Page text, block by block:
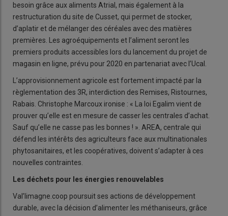
besoin grâce aux aliments Atrial, mais également à la
restructuration du site de Cusset, qui permet de stocker,
d’aplatir et de mélanger des céréales avec des matières
premières. Les agroéquipements et l’aliment seront les
premiers produits accessibles lors du lancement du projet de
magasin en ligne, prévu pour 2020 en partenariat avec l’Ucal.
L’approvisionnement agricole est fortement impacté par la
règlementation des 3R, interdiction des Remises, Ristournes,
Rabais. Christophe Marcoux ironise : « La loi Egalim vient de
prouver qu’elle est en mesure de casser les centrales d’achat.
Sauf qu’elle ne casse pas les bonnes ! ». AREA, centrale qui
défend les intérêts des agriculteurs face aux multinationales
phytosanitaires, et les coopératives, doivent s’adapter à ces
nouvelles contraintes.
Les déchets pour les énergies renouvelables
Val’limagne.coop poursuit ses actions de développement
durable, avec la décision d’alimenter les méthaniseurs, grâce